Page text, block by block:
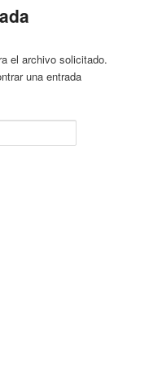
el archivo solicitado.
una entrada